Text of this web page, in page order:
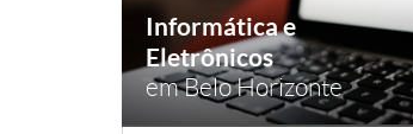
Informática e
Eletrônicos
em Belo Horizonte